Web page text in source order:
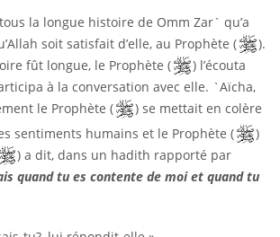
la longue histoire de Omm Zar` qu’a
soit satisfait d’elle, au Prophète (
).
fût longue, le Prophète (
) l’écouta
à la conversation avec elle. `Aïcha,
le Prophète (
) se mettait en colère
sentiments humains et le Prophète (
)
) a dit, dans un hadith rapporté par
quand tu es contente de moi et quand tu